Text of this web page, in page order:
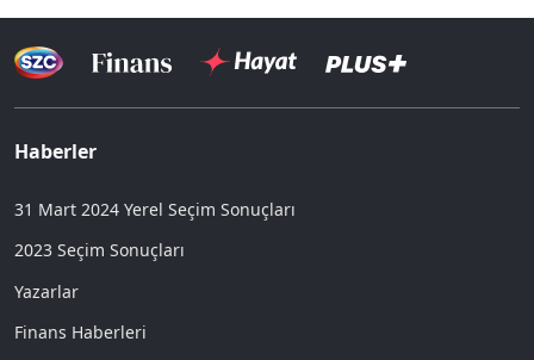
Haberler
31 Mart 2024 Yerel Seçim Sonuçları
2023 Seçim Sonuçları
Yazarlar
Finans Haberleri